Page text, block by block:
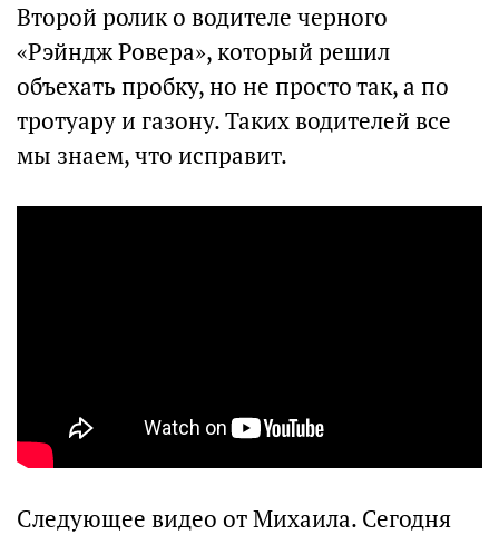
Второй ролик о водителе черного
«Рэйндж Ровера», который решил
объехать пробку, но не просто так, а по
тротуару и газону. Таких водителей все
мы знаем, что исправит.
Следующее видео от Михаила. Сегодня